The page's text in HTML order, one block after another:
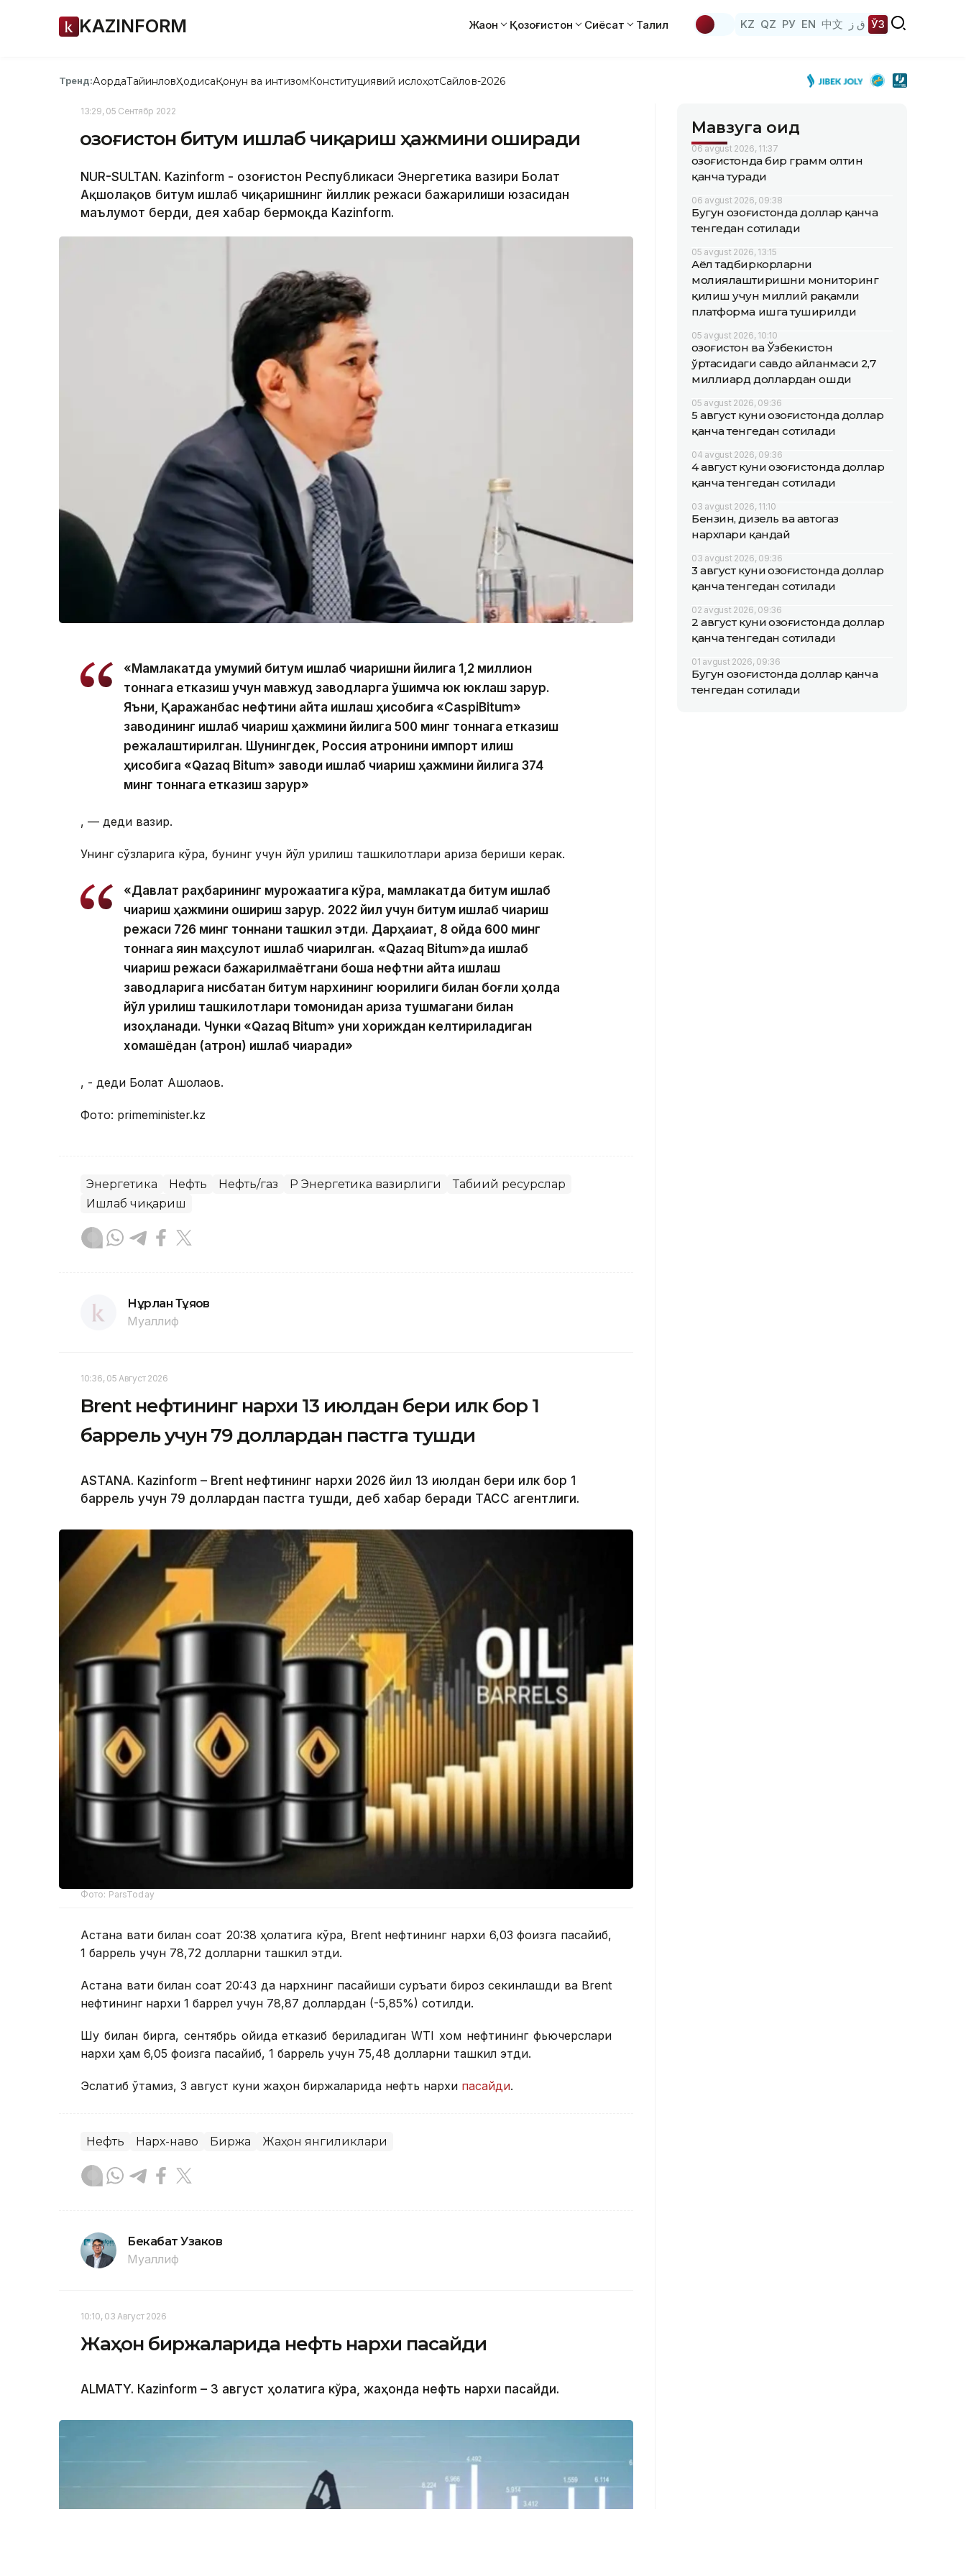
KAZINFORM Жаҳон Қозоғистон Сиёсат Таҳлил KZ QZ РУ EN 中文 ق ز ЎЗ
Тренд:АқордаТайинловҲодисаҚонун ва интизомКонституциявий ислоҳотСайлов-2026
13:29, 05 Сентябр 2022
Қозоғистон битум ишлаб чиқариш ҳажмини оширади
NUR-SULTAN. Kazinform - Қозоғистон Республикаси Энергетика вазири Болат
Ақшолақов битум ишлаб чиқаришнинг йиллик режаси бажарилиши юзасидан
маълумот берди, дея хабар бермоқда Kazinform.
«Мамлакатда умумий битум ишлаб чиқаришни йилига 1,2 миллион
тоннага етказиш учун мавжуд заводларга қўшимча юк юклаш зарур.
Яъни, Қаражанбас нефтини қайта ишлаш ҳисобига «CaspiBitum»
заводининг ишлаб чиқариш ҳажмини йилига 500 минг тоннага етказиш
режалаштирилган. Шунингдек, Россия қатронини импорт қилиш
ҳисобига «Qazaq Bitum» заводи ишлаб чиқариш ҳажмини йилига 374
минг тоннага етказиш зарур»
, — деди вазир.
Унинг сўзларига кўра, бунинг учун йўл қурилиш ташкилотлари ариза бериши керак.
«Давлат раҳбарининг мурожаатига кўра, мамлакатда битум ишлаб
чиқариш ҳажмини ошириш зарур. 2022 йил учун битум ишлаб чиқариш
режаси 726 минг тоннани ташкил этди. Дарҳақиқат, 8 ойда 600 минг
тоннага яқин маҳсулот ишлаб чиқарилган. «Qazaq Bitum»да ишлаб
чиқариш режаси бажарилмаётгани бошқа нефтни қайта ишлаш
заводларига нисбатан битум нархининг юқорилиги билан боғлиқ ҳолда
йўл қурилиш ташкилотлари томонидан ариза тушмагани билан
изоҳланади. Чунки «Qazaq Bitum» уни хориждан келтириладиган
хомашёдан (қатрон) ишлаб чиқаради»
, - деди Болат Ақшолақов.
Фото: primeminister.kz
Энергетика Нефть Нефть/газ ҚР Энергетика вазирлиги
Табиий ресурслар
Ишлаб чиқариш
Нұрлан Тұяқов
Муаллиф
10:36, 05 Август 2026
Brent нефтининг нархи 13 июлдан бери илк бор 1
баррель учун 79 доллардан пастга тушди
ASTANА. Кazinform – Brent нефтининг нархи 2026 йил 13 июлдан бери илк бор 1
баррель учун 79 доллардан пастга тушди, деб хабар беради ТАСС агентлиги.
Фото: ParsToday
Астана вақти билан соат 20:38 ҳолатига кўра, Brent нефтининг нархи 6,03 фоизга пасайиб,
1 баррель учун 78,72 долларни ташкил этди.
Астана вақти билан соат 20:43 да нархнинг пасайиши суръати бироз секинлашди ва Brent
нефтининг нархи 1 баррел учун 78,87 доллардан (-5,85%) сотилди.
Шу билан бирга, сентябрь ойида етказиб бериладиган WТI хом нефтининг фьючерслари
нархи ҳам 6,05 фоизга пасайиб, 1 баррель учун 75,48 долларни ташкил этди.
Эслатиб ўтамиз, 3 август куни жаҳон биржаларида нефть нархи пасайди.
Нефть Нарх-наво Биржа Жаҳон янгиликлари
Бекабат Узаков
Муаллиф
10:10, 03 Август 2026
Жаҳон биржаларида нефть нархи пасайди
ALMATY. Кazinform – 3 август ҳолатига кўра, жаҳонда нефть нархи пасайди.
Мавзуга оид
06 avgust 2026, 11:37
Қозоғистонда бир грамм олтин
қанча туради
06 avgust 2026, 09:38
Бугун Қозоғистонда доллар қанча
тенгедан сотилади
05 avgust 2026, 13:15
Аёл тадбиркорларни
молиялаштиришни мониторинг
қилиш учун миллий рақамли
платформа ишга туширилди
05 avgust 2026, 10:10
Қозоғистон ва Ўзбекистон
ўртасидаги савдо айланмаси 2,7
миллиард доллардан ошди
05 avgust 2026, 09:36
5 август куни Қозоғистонда доллар
қанча тенгедан сотилади
04 avgust 2026, 09:36
4 август куни Қозоғистонда доллар
қанча тенгедан сотилади
03 avgust 2026, 11:10
Бензин, дизель ва автогаз
нархлари қандай
03 avgust 2026, 09:36
3 август куни Қозоғистонда доллар
қанча тенгедан сотилади
02 avgust 2026, 09:36
2 август куни Қозоғистонда доллар
қанча тенгедан сотилади
01 avgust 2026, 09:36
Бугун Қозоғистонда доллар қанча
тенгедан сотилади